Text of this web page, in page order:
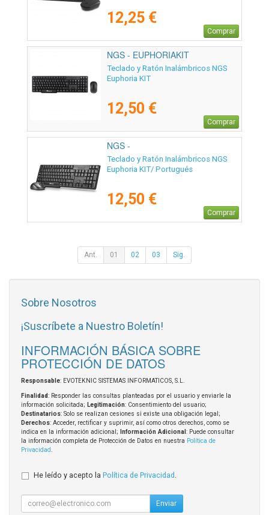
12,25 €
Comprar
NGS - EUPHORIAKIT
Teclado y Ratón Inalámbricos NGS
Euphoria KIT
12,50 €
Comprar
NGS -
EUPHORIAKITPORTUGUESE
Teclado y Ratón Inalámbricos NGS
Euphoria KIT/ Portugués
12,50 €
Comprar
Ant. 01 02 03 Sig.
Sobre Nosotros
¡Suscríbete a Nuestro Boletín!
INFORMACIÓN BÁSICA SOBRE
PROTECCIÓN DE DATOS
Responsable: EVOTEKNIC SISTEMAS INFORMATICOS, S.L.
Finalidad: Responder las consultas planteadas por el usuario y enviarle la
información solicitada; Legitimación: Consentimiento del usuario;
Destinatarios: Solo se realizan cesiones si existe una obligación legal;
Derechos: Acceder, rectificar y suprimir, así como otros derechos, como se
indica en la información adicional;
Información Adicional : Puede consultar
la información completa de Protección de Datos en nuestra Política de
Privacidad
He leído y acepto la Política de Privacidad
Enviar